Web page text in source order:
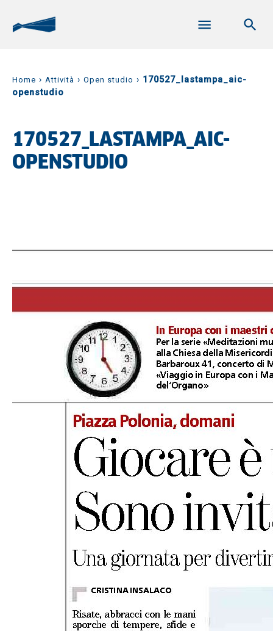
Home › Attività › Open studio › 170527_lastampa_aic-
openstudio
170527_LASTAMPA_AIC-
OPENSTUDIO